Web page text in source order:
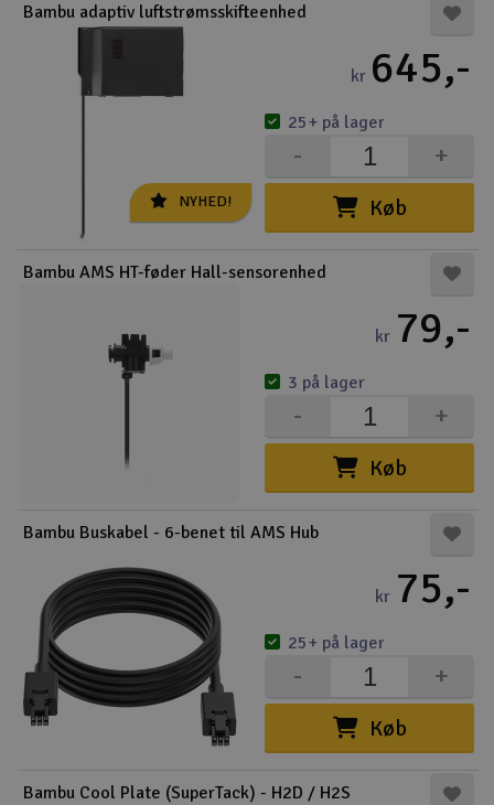
Modeljernbane
Motor & tilbehør
Radio udstyr
Slot racing
Smarthjem, leg og hobby
Solenergi
Værktøj, udstyr og tilbehør
Gavekort
NYHED!
Bambu adaptiv luftstrømsskifteenhed
kr 645,-
Køb
+
-
25+ på lager
Bambu AMS HT-føder Hall-sensorenhed
kr 79,-
Køb
+
-
3 på lager
Bambu Buskabel - 6-benet til AMS Hub
kr 75,-
Køb
+
-
25+ på lager
Bambu Cool Plate (SuperTack) - H2D / H2S